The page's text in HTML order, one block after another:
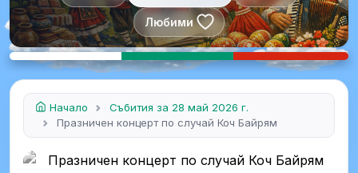
Любими
Начало
Събития за 28 май 2026 г.
Празничен концерт по случай Коч Байрям